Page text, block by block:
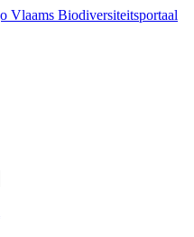
Vlaams Biodiversiteitsportaal